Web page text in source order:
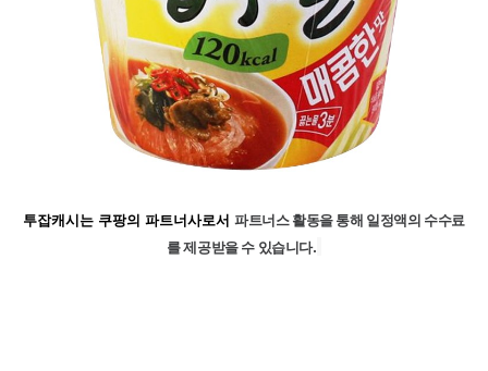
투잡캐시는 쿠팡의 파트너사로서 파트너스 활동을 통해 일정액의 수수료
를 제공받을 수 있습니다.